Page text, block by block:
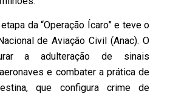
da “Operação Ícaro” e teve o
de Aviação Civil (Anac). O
a adulteração de sinais
e combater a prática de
que configura crime de